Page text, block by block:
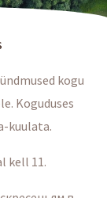
kogu
Koguduses
kuulata.
kell 11.